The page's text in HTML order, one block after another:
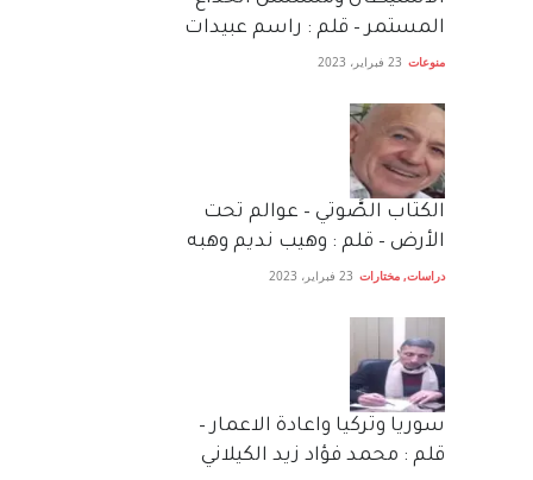
المستمر – قلم : راسم عبيدات
منوعات 23 فبراير، 2023
الكتاب الصَّوتي – عوالم تحت
الأرض – قلم : وهيب نديم وهبه
دراسات, مختارات 23 فبراير، 2023
سوريا وتركيا واعادة الاعمار –
قلم : محمد فؤاد زيد الكيلاني